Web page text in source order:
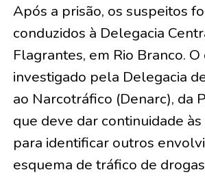
Após a prisão, os suspeitos
conduzidos à Delegacia
Flagrantes, em Rio Branco. O
investigado pela Delegacia
ao Narcotráfico (Denarc), da
que deve dar continuidade
para identificar outros
esquema de tráfico de